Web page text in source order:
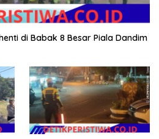
di Babak 8 Besar Piala Dandim